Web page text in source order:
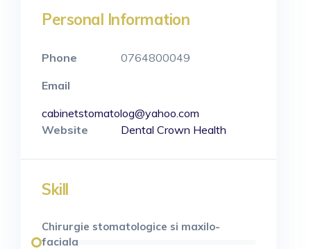
Personal Information
Phone
0764800049
Email
cabinetstomatolog@yahoo.com
Website
Dental Crown Health
Skill
Chirurgie stomatologice si maxilo-
faciala